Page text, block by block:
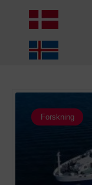
Forskning